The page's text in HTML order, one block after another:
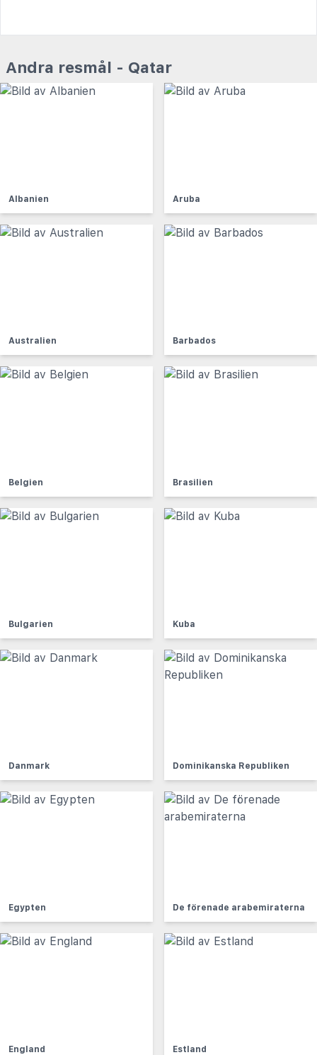
Andra resmål - Qatar
Albanien Aruba
Australien Barbados
Belgien Brasilien
Bulgarien Kuba
Danmark Dominikanska Republiken
Egypten De förenade arabemiraterna
England Estland